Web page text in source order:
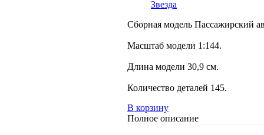
Звезда
Сборная модель Пассажирский
Масштаб модели 1:144.
Длина модели 30,9 см.
Количество деталей 145.
В корзину
Полное описание